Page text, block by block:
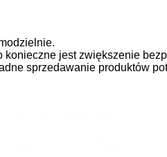
jest zwiększenie
sprzedawanie produktów